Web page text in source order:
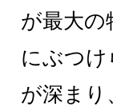
が最大の
にぶつ
が深まり